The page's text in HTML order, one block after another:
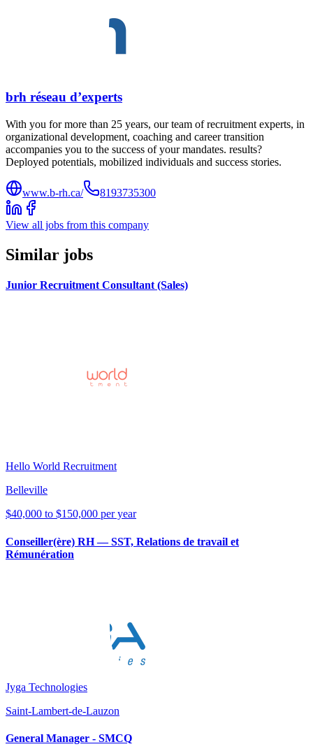
brh réseau d’experts
With you for more than 25 years, our team of recruitment experts, in
organizational development, coaching and career transition
accompanies you to the success of your mandates. results?
Deployed potentials, mobilized individuals and success stories.
www.b-rh.ca/ 8193735300
View all jobs from this company
Similar jobs
Junior Recruitment Consultant (Sales)
Hello World Recruitment
Belleville
$40,000 to $150,000 per year
Conseiller(ère) RH — SST, Relations de travail et
Rémunération
Jyga Technologies
Saint-Lambert-de-Lauzon
General Manager - SMCQ